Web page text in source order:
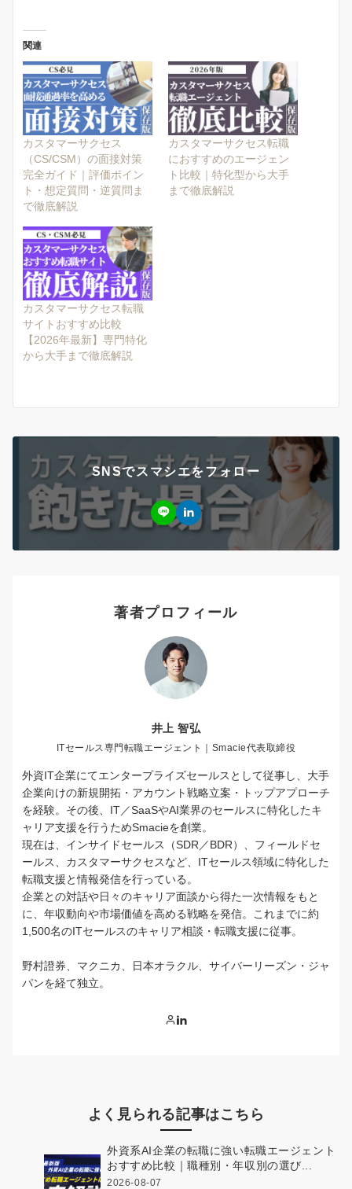
関連
カスタマーサクセス
（CS/CSM）の面接対策
完全ガイド｜評価ポイン
ト・想定質問・逆質問ま
で徹底解説
カスタマーサクセス転職
におすすめのエージェン
ト比較｜特化型から大手
まで徹底解説
カスタマーサクセス転職
サイトおすすめ比較
【2026年最新】専門特化
から大手まで徹底解説
SNSでスマシエをフォロー
著者プロフィール
井上 智弘
ITセールス専門転職エージェント｜Smacie代表取締役
外資IT企業にてエンタープライズセールスとして従事し、大手
企業向けの新規開拓・アカウント戦略立案・トップアプローチ
を経験。その後、IT／SaaSやAI業界のセールスに特化したキ
ャリア支援を行うためSmacieを創業。
現在は、インサイドセールス（SDR／BDR）、フィールドセ
ールス、カスタマーサクセスなど、ITセールス領域に特化した
転職支援と情報発信を行っている。
企業との対話や日々のキャリア面談から得た一次情報をもと
に、年収動向や市場価値を高める戦略を発信。これまでに約
1,500名のITセールスのキャリア相談・転職支援に従事。
野村證券、マクニカ、日本オラクル、サイバーリーズン・ジャ
パンを経て独立。
よく見られる記事はこちら
外資系AI企業の転職に強い転職エージェント
おすすめ比較｜職種別・年収別の選び...
2026-08-07